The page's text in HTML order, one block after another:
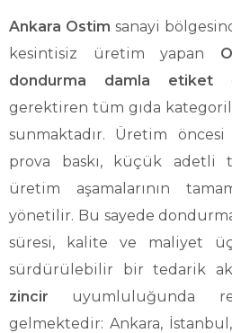
Ankara Ostim sanayi
kesintisiz üretim yapan
dondurma damla etiket
gerektiren tüm gıda
sunmaktadır. Üretim öncesi
prova baskı, küçük adetli
üretim aşamalarının
yönetilir. Bu sayede
süresi, kalite ve maliyet
sürdürülebilir bir tedarik
zincir uyumluluğunda
gelmektedir: Ankara,